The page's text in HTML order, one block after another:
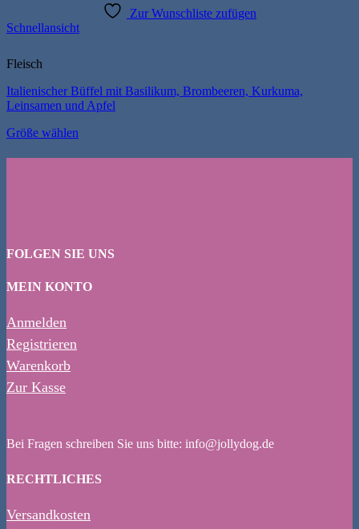
Zur Wunschliste zufügen
Schnellansicht
Fleisch
Italienischer Büffel mit Basilikum, Brombeeren, Kurkuma,
Leinsamen und Apfel
Größe wählen
FOLGEN SIE UNS
MEIN KONTO
Anmelden
Registrieren
Warenkorb
Zur Kasse
Bei Fragen schreiben Sie uns bitte: info@jollydog.de
RECHTLICHES
Versandkosten